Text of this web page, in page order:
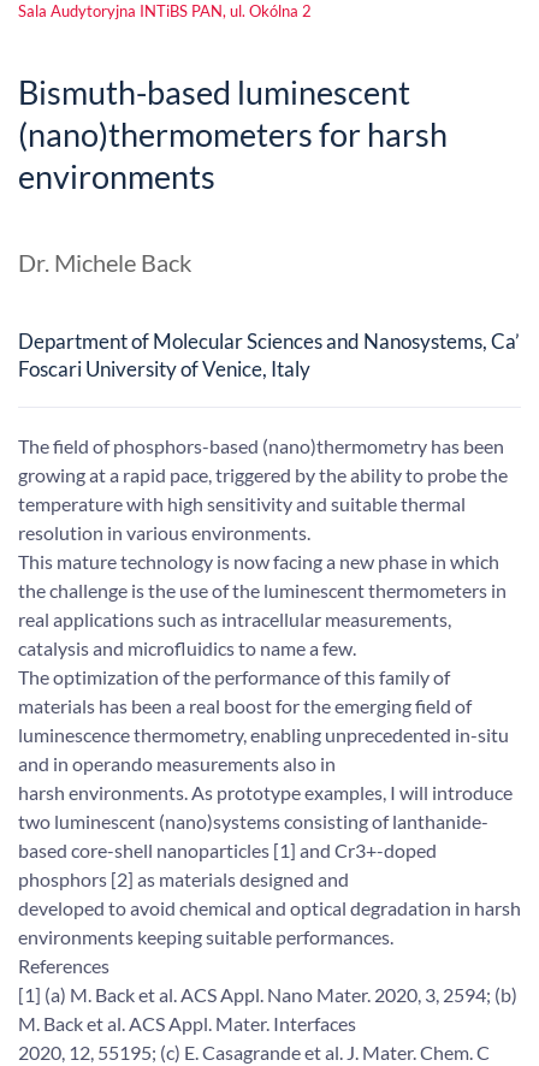
Sala Audytoryjna INTiBS PAN, ul. Okólna 2
Bismuth-based luminescent
(nano)thermometers for harsh
environments
Dr. Michele Back
Department of Molecular Sciences and Nanosystems, Ca’
Foscari University of Venice, Italy
The field of phosphors-based (nano)thermometry has been
growing at a rapid pace, triggered by the ability to probe the
temperature with high sensitivity and suitable thermal
resolution in various environments.
This mature technology is now facing a new phase in which
the challenge is the use of the luminescent thermometers in
real applications such as intracellular measurements,
catalysis and microfluidics to name a few.
The optimization of the performance of this family of
materials has been a real boost for the emerging field of
luminescence thermometry, enabling unprecedented in-situ
and in operando measurements also in
harsh environments. As prototype examples, I will introduce
two luminescent (nano)systems consisting of lanthanide-
based core-shell nanoparticles [1] and Cr3+-doped
phosphors [2] as materials designed and
developed to avoid chemical and optical degradation in harsh
environments keeping suitable performances.
References
[1] (a) M. Back et al. ACS Appl. Nano Mater. 2020, 3, 2594; (b)
M. Back et al. ACS Appl. Mater. Interfaces
2020, 12, 55195; (c) E. Casagrande et al. J. Mater. Chem. C